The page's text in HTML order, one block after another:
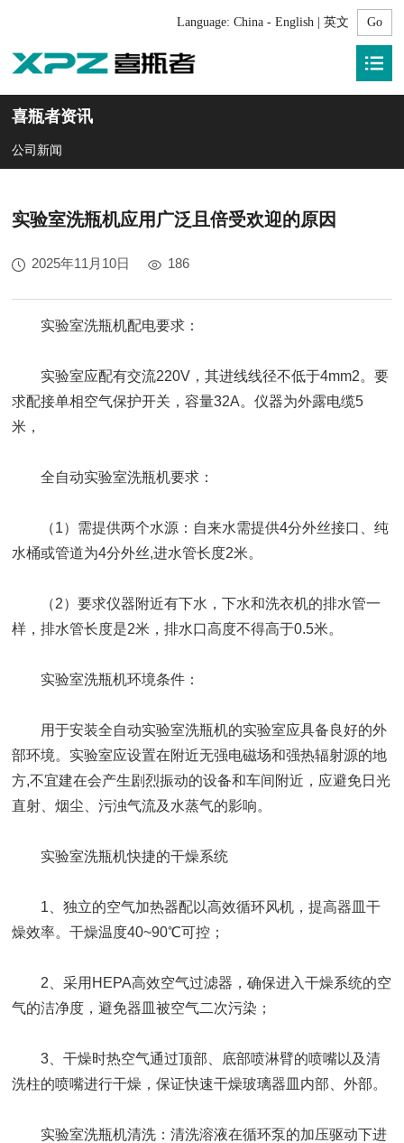
Language: China - English | 英文
喜瓶者资讯
公司新闻
实验室洗瓶机应用广泛且倍受欢迎的原因
2025年11月10日 186
实验室洗瓶机配电要求：
实验室应配有交流220V，其进线线径不低于4mm2。要
求配接单相空气保护开关，容量32A。仪器为外露电缆5
米，
全自动实验室洗瓶机要求：
（1）需提供两个水源：自来水需提供4分外丝接口、纯
水桶或管道为4分外丝,进水管长度2米。
（2）要求仪器附近有下水，下水和洗衣机的排水管一
样，排水管长度是2米，排水口高度不得高于0.5米。
实验室洗瓶机环境条件：
用于安装全自动实验室洗瓶机的实验室应具备良好的外
部环境。实验室应设置在附近无强电磁场和强热辐射源的地
方,不宜建在会产生剧烈振动的设备和车间附近，应避免日光
直射、烟尘、污浊气流及水蒸气的影响。
实验室洗瓶机快捷的干燥系统
1、独立的空气加热器配以高效循环风机，提高器皿干
燥效率。干燥温度40~90℃可控；
2、采用HEPA高效空气过滤器，确保进入干燥系统的空
气的洁净度，避免器皿被空气二次污染；
3、干燥时热空气通过顶部、底部喷淋臂的喷嘴以及清
洗柱的喷嘴进行干燥，保证快速干燥玻璃器皿内部、外部。
实验室洗瓶机清洗：清洗溶液在循环泵的加压驱动下进